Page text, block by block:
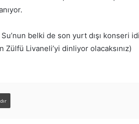
belki de son yurt dışı konseri
Livaneli’yi dinliyor olacaksınız)